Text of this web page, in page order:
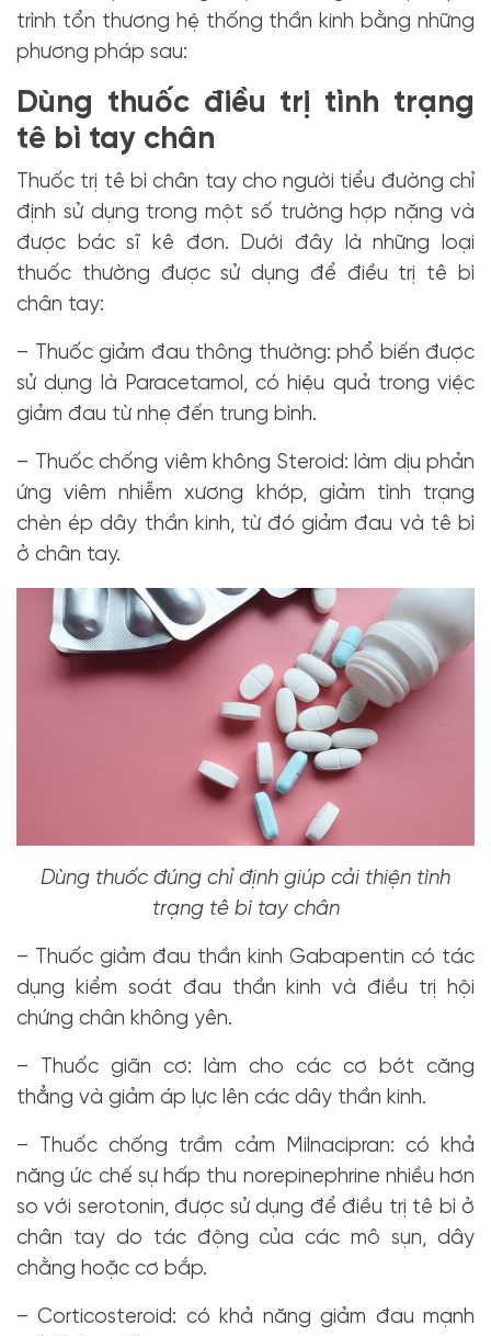
trình tổn thương hệ thống thần kinh bằng những
phương pháp sau:
Dùng thuốc điều trị tình trạng
tê bì tay chân
Thuốc trị tê bì chân tay cho người tiểu đường chỉ
định sử dụng trong một số trường hợp nặng và
được bác sĩ kê đơn. Dưới đây là những loại
thuốc thường được sử dụng để điều trị tê bì
chân tay:
– Thuốc giảm đau thông thường: phổ biến được
sử dụng là Paracetamol, có hiệu quả trong việc
giảm đau từ nhẹ đến trung bình.
– Thuốc chống viêm không Steroid: làm dịu phản
ứng viêm nhiễm xương khớp, giảm tình trạng
chèn ép dây thần kinh, từ đó giảm đau và tê bì
ở chân tay.
Dùng thuốc đúng chỉ định giúp cải thiện tình
trạng tê bì tay chân
– Thuốc giảm đau thần kinh Gabapentin có tác
dụng kiểm soát đau thần kinh và điều trị hội
chứng chân không yên.
– Thuốc giãn cơ: làm cho các cơ bớt căng
thẳng và giảm áp lực lên các dây thần kinh.
– Thuốc chống trầm cảm Milnacipran: có khả
năng ức chế sự hấp thu norepinephrine nhiều hơn
so với serotonin, được sử dụng để điều trị tê bì ở
chân tay do tác động của các mô sụn, dây
chằng hoặc cơ bắp.
– Corticosteroid: có khả năng giảm đau mạnh